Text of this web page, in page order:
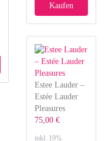
Kaufen
Estee Lauder –
Estée Lauder
Pleasures
75,00 €
inkl. 19%